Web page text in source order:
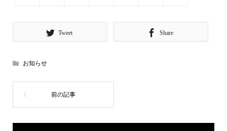
Tweet Share
お知らせ